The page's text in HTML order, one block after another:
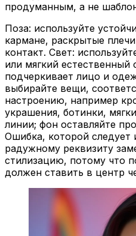
Поза: используйте
кармане, раскрытые
контакт. Свет:
или мягкий естественный
подчеркивает лицо и
выбирайте вещи,
настроению, например
украшения, ботинки,
линии; фон оставляйте
Ошибка, которой следует
радужному реквизиту
стилизацию, потому что
должен ставить в центр